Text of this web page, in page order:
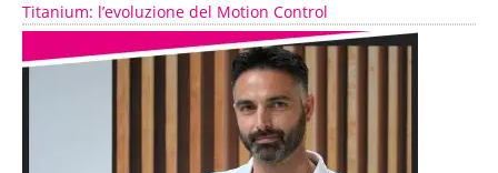
Titanium: l’evoluzione del Motion Control